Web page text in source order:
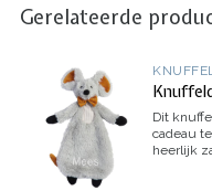
Gerelateerde
Dit
cadeau
heerlijk